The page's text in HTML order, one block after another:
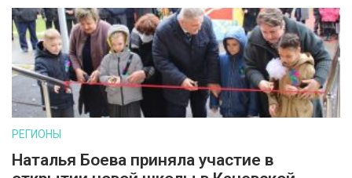
РЕГИОНЫ
Наталья Боева приняла участие в